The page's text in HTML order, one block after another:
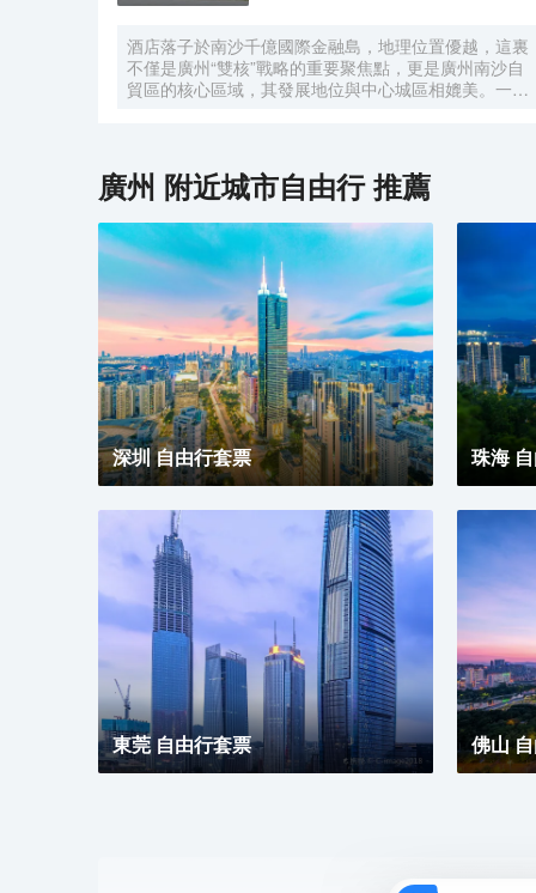
酒店落子於南沙千億國際金融島，地理位置優越，這裏
不僅是廣州“雙核”戰略的重要聚焦點，更是廣州南沙自
貿區的核心區域，其發展地位與中心城區相媲美。一小
含西式願景——Amazing（令人驚歎），
Astonishing（令人震撼），隱含着酒店將成為南沙乃
至全球矚目的中式美學新地標的美好期許。 酒店作為
南沙國際會展中心綜合體重要組成部分，以“木棉花
開，鴻翔海絲”之設計理念，以大灣區金融新地標之姿
態，締造南沙“立足灣區、協同港澳、面向世界”的實踐
範本。
廣州 附近城市自由行 推薦
深圳 自由行套票 珠海
東莞 自由行套票 佛山